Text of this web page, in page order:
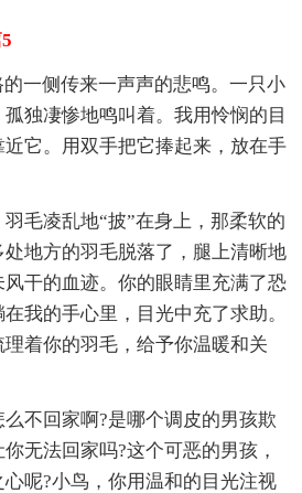
一侧传来一声声的悲鸣。一只小
独凄惨地鸣叫着。我用怜悯的目
它。用双手把它捧起来，放在手
毛凌乱地“披”在身上，那柔软的
地方的羽毛脱落了，腿上清晰地
干的血迹。你的眼睛里充满了恐
我的手心里，目光中充了求助。
着你的羽毛，给予你温暖和关
不回家啊?是哪个调皮的男孩欺
无法回家吗?这个可恶的男孩，
呢?小鸟，你用温和的目光注视